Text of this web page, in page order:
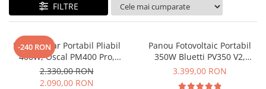
Intre 2000-3000W
Peste 3000W
Cauta dupa marca
Bluetti
EcoFlow
FILTRE
-240 RON
Panou Solar Portabil Pliabil
400W, Oscal PM400 Pro,
Monocristalin, ETFE, IP67
2.330,00 RON
2.090,00 RON
Panou Fotovoltaic Portabil
350W Bluetti PV350 V2,
Monocristalin, MC4, ETFE,
3.399,00 RON